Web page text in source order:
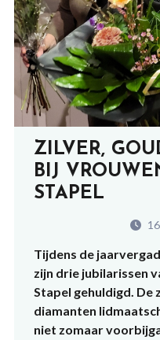
ZILVER,
BIJ
STAPEL
Tijdens de
zijn drie jubilarissen
Stapel gehuldigd. De
diamanten
niet zomaar